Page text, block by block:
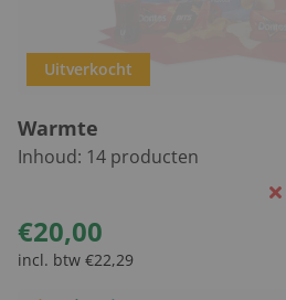
Uitverkocht
Warmte
Inhoud: 14 producten
€20,00
incl. btw €22,29